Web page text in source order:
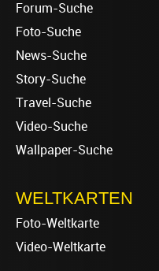
Forum-Suche
Foto-Suche
News-Suche
Story-Suche
Travel-Suche
Video-Suche
Wallpaper-Suche
WELTKARTEN
Foto-Weltkarte
Video-Weltkarte